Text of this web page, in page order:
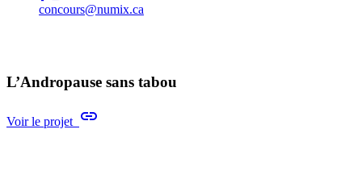
concours@numix.ca
L’Andropause sans tabou
Voir le projet link